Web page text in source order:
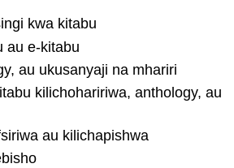
kwa kitabu
au e-kitabu
au ukusanyaji na mhariri
kilichohaririwa, anthology, au
au kilichapishwa